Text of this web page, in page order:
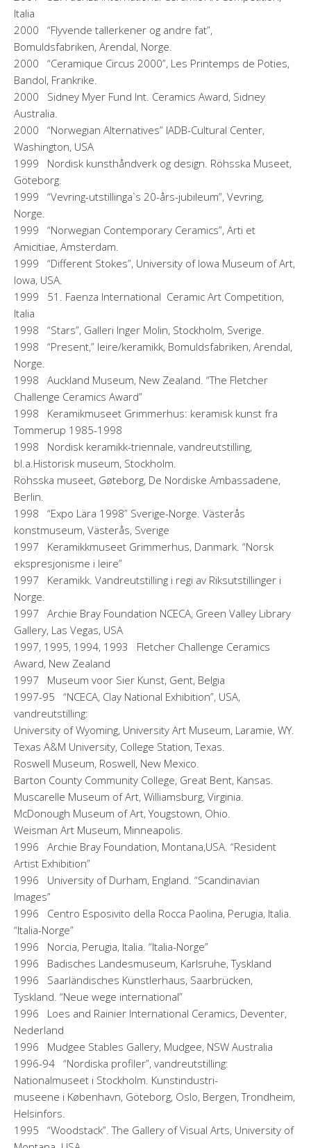
Italia
2000 “Flyvende tallerkener og andre fat”,
Bomuldsfabriken, Arendal, Norge.
2000 “Ceramique Circus 2000”, Les Printemps de Poties,
Bandol, Frankrike.
2000 Sidney Myer Fund Int. Ceramics Award, Sidney
Australia.
2000 “Norwegian Alternatives” IADB-Cultural Center,
Washington, USA
1999 Nordisk kunsthåndverk og design. Röhsska Museet,
Göteborg.
1999 “Vevring-utstillinga`s 20-års-jubileum”, Vevring,
Norge.
1999 “Norwegian Contemporary Ceramics”, Arti et
Amicitiae, Amsterdam.
1999 “Different Stokes”, University of Iowa Museum of Art,
Iowa, USA.
1999 51. Faenza International Ceramic Art Competition,
Italia
1998 “Stars”, Galleri Inger Molin, Stockholm, Sverige.
1998 “Present,” leire/keramikk, Bomuldsfabriken, Arendal,
Norge.
1998 Auckland Museum, New Zealand. “The Fletcher
Challenge Ceramics Award”
1998 Keramikmuseet Grimmerhus: keramisk kunst fra
Tommerup 1985-1998
1998 Nordisk keramikk-triennale, vandreutstilling,
bl.a.Historisk museum, Stockholm.
Röhsska museet, Gøteborg, De Nordiske Ambassadene,
Berlin.
1998 “Expo Lära 1998” Sverige-Norge. Västerås
konstmuseum, Västerås, Sverige
1997 Keramikkmuseet Grimmerhus, Danmark. “Norsk
ekspresjonisme i leire”
1997 Keramikk. Vandreutstilling i regi av Riksutstillinger i
Norge.
1997 Archie Bray Foundation NCECA, Green Valley Library
Gallery, Las Vegas, USA
1997, 1995, 1994, 1993 Fletcher Challenge Ceramics
Award, New Zealand
1997 Museum voor Sier Kunst, Gent, Belgia
1997-95 “NCECA, Clay National Exhibition”, USA,
vandreutstilling:
University of Wyoming, University Art Museum, Laramie, WY.
Texas A&M University, College Station, Texas.
Roswell Museum, Roswell, New Mexico.
Barton County Community College, Great Bent, Kansas.
Muscarelle Museum of Art, Williamsburg, Virginia.
McDonough Museum of Art, Yougstown, Ohio.
Weisman Art Museum, Minneapolis.
1996 Archie Bray Foundation, Montana,USA. “Resident
Artist Exhibition”
1996 University of Durham, England. “Scandinavian
Images”
1996 Centro Esposivito della Rocca Paolina, Perugia, Italia.
“Italia-Norge”
1996 Norcia, Perugia, Italia. “Italia-Norge”
1996 Badisches Landesmuseum, Karlsruhe, Tyskland
1996 Saarländisches Künstlerhaus, Saarbrücken,
Tyskland. “Neue wege international”
1996 Loes and Rainier International Ceramics, Deventer,
Nederland
1996 Mudgee Stables Gallery, Mudgee, NSW Australia
1996-94 “Nordiska profiler”, vandreutstilling:
Nationalmuseet i Stockholm. Kunstindustri-
museene i København, Göteborg, Oslo, Bergen, Trondheim,
Helsinfors.
1995 “Woodstack”. The Gallery of Visual Arts, University of